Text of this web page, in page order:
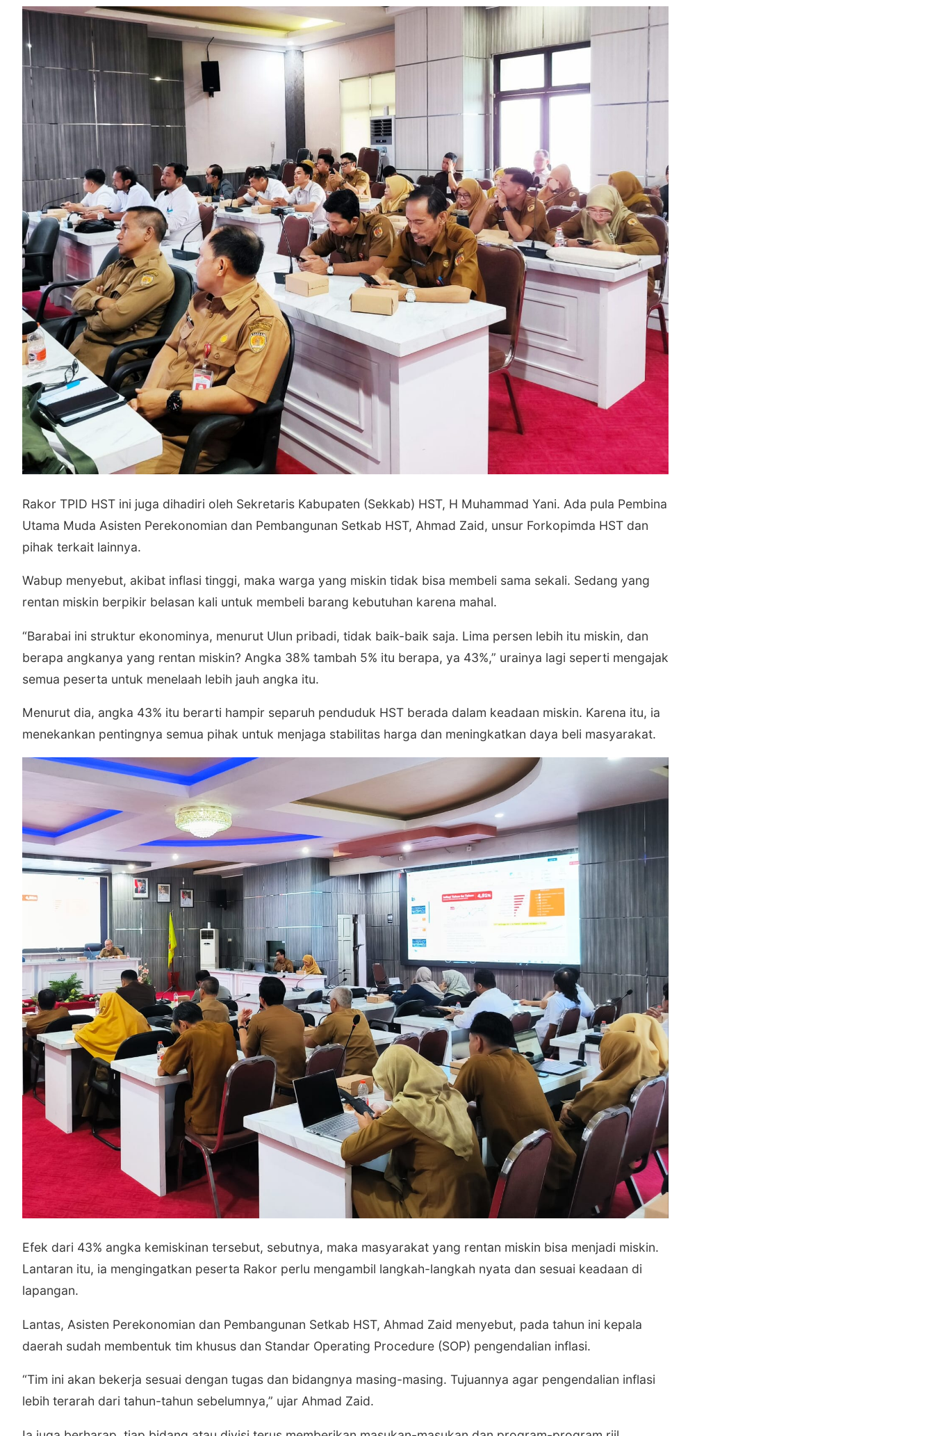
Rakor TPID HST ini juga dihadiri oleh Sekretaris Kabupaten (Sekkab) HST, H Muhammad Yani. Ada pula Pembina
Utama Muda Asisten Perekonomian dan Pembangunan Setkab HST, Ahmad Zaid, unsur Forkopimda HST dan
pihak terkait lainnya.
Wabup menyebut, akibat inflasi tinggi, maka warga yang miskin tidak bisa membeli sama sekali. Sedang yang
rentan miskin berpikir belasan kali untuk membeli barang kebutuhan karena mahal.
“Barabai ini struktur ekonominya, menurut Ulun pribadi, tidak baik-baik saja. Lima persen lebih itu miskin, dan
berapa angkanya yang rentan miskin? Angka 38% tambah 5% itu berapa, ya 43%,” urainya lagi seperti mengajak
semua peserta untuk menelaah lebih jauh angka itu.
Menurut dia, angka 43% itu berarti hampir separuh penduduk HST berada dalam keadaan miskin. Karena itu, ia
menekankan pentingnya semua pihak untuk menjaga stabilitas harga dan meningkatkan daya beli masyarakat.
Efek dari 43% angka kemiskinan tersebut, sebutnya, maka masyarakat yang rentan miskin bisa menjadi miskin.
Lantaran itu, ia mengingatkan peserta Rakor perlu mengambil langkah-langkah nyata dan sesuai keadaan di
lapangan.
Lantas, Asisten Perekonomian dan Pembangunan Setkab HST, Ahmad Zaid menyebut, pada tahun ini kepala
daerah sudah membentuk tim khusus dan Standar Operating Procedure (SOP) pengendalian inflasi.
“Tim ini akan bekerja sesuai dengan tugas dan bidangnya masing-masing. Tujuannya agar pengendalian inflasi
lebih terarah dari tahun-tahun sebelumnya,” ujar Ahmad Zaid.